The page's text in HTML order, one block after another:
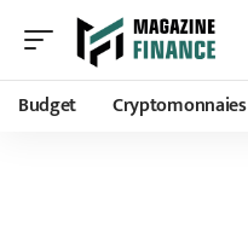
Budget Cryptomonnaies